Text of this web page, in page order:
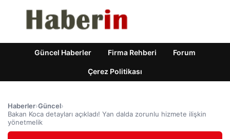
Güncel Haberler Firma Rehberi Forum
Çerez Politikası
Haberler›Güncel›
Bakan Koca detayları açıkladı! Yan dalda zorunlu hizmete ilişkin
yönetmelik